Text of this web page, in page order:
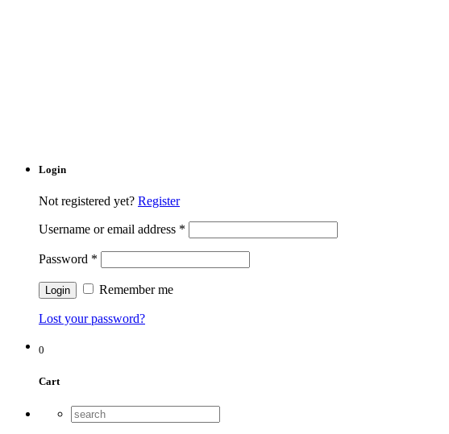
Login
Not registered yet? Register
Username or email address *
Password *
Remember me
Lost your password?
0
Cart